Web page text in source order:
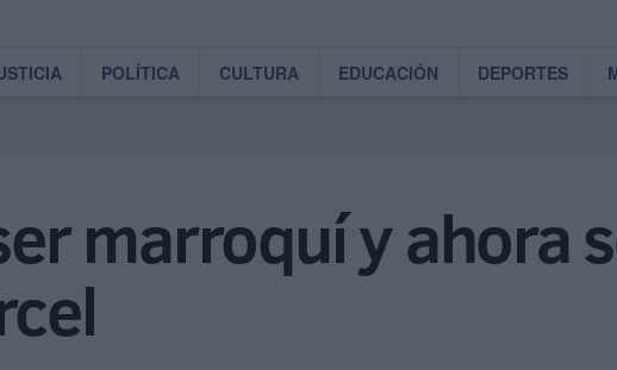
POLÍTICA CULTURA EDUCACIÓN DEPORTES
marroquí y ahora